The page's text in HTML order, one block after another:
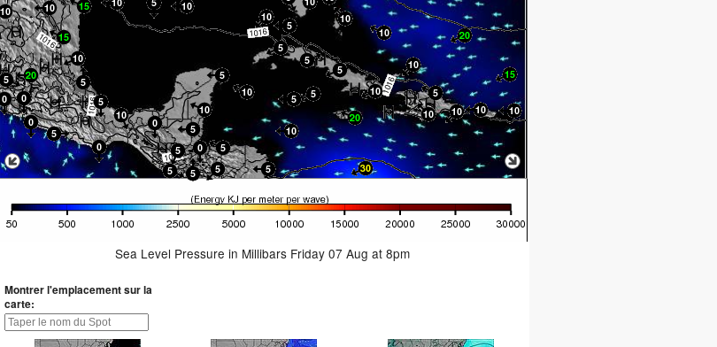
Sea Level Pressure in Millibars Friday 07 Aug at 8pm
Montrer l'emplacement sur la
carte: